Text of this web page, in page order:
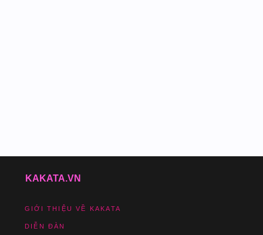
KAKATA.VN
GIỚI THIỆU VỀ KAKATA
DIỄN ĐÀN